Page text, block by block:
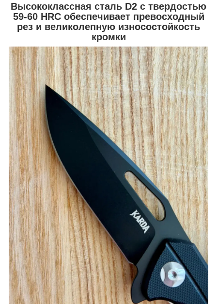
Высококлассная сталь D2 с твердостью
59-60 HRC обеспечивает превосходный
рез и великолепную износостойкость
кромки